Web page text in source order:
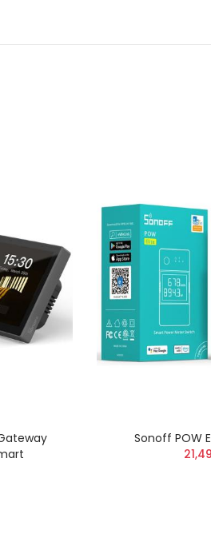
Sonoff POW